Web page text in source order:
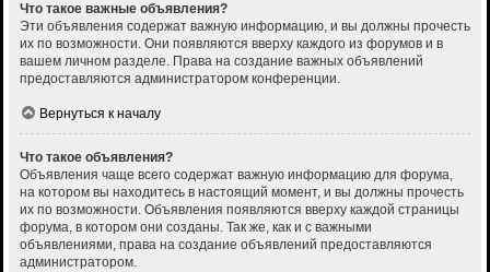
Что такое важные объявления?
Эти объявления содержат важную информацию, и вы должны прочесть
их по возможности. Они появляются вверху каждого из форумов и в
вашем личном разделе. Права на создание важных объявлений
предоставляются администратором конференции.
Вернуться к началу
Что такое объявления?
Объявления чаще всего содержат важную информацию для форума,
на котором вы находитесь в настоящий момент, и вы должны прочесть
их по возможности. Объявления появляются вверху каждой страницы
форума, в котором они созданы. Так же, как и с важными
объявлениями, права на создание объявлений предоставляются
администратором.